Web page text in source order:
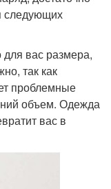
следующих
вас размера,
так как
проблемные
объем. Одежда
вас в